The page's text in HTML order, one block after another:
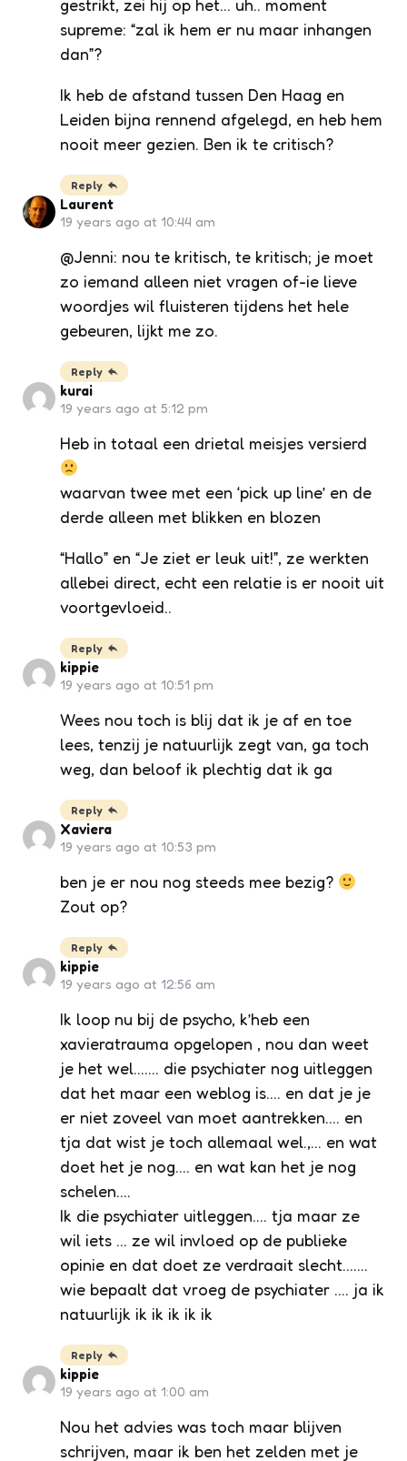
gestrikt, zei hij op het… uh.. moment
supreme: “zal ik hem er nu maar inhangen
dan”?
Ik heb de afstand tussen Den Haag en
Leiden bijna rennend afgelegd, en heb hem
nooit meer gezien. Ben ik te critisch?
Reply
Laurent
19 years ago at 10:44 am
@Jenni: nou te kritisch, te kritisch; je moet
zo iemand alleen niet vragen of-ie lieve
woordjes wil fluisteren tijdens het hele
gebeuren, lijkt me zo.
Reply
kurai
19 years ago at 5:12 pm
Heb in totaal een drietal meisjes versierd
waarvan twee met een ‘pick up line’ en de
derde alleen met blikken en blozen
“Hallo” en “Je ziet er leuk uit!”, ze werkten
allebei direct, echt een relatie is er nooit uit
voortgevloeid..
Reply
kippie
19 years ago at 10:51 pm
Wees nou toch is blij dat ik je af en toe
lees, tenzij je natuurlijk zegt van, ga toch
weg, dan beloof ik plechtig dat ik ga
Reply
Xaviera
19 years ago at 10:53 pm
ben je er nou nog steeds mee bezig?
Zout op?
Reply
kippie
19 years ago at 12:56 am
Ik loop nu bij de psycho, k’heb een
xavieratrauma opgelopen , nou dan weet
je het wel……. die psychiater nog uitleggen
dat het maar een weblog is…. en dat je je
er niet zoveel van moet aantrekken…. en
tja dat wist je toch allemaal wel.,… en wat
doet het je nog…. en wat kan het je nog
schelen….
Ik die psychiater uitleggen…. tja maar ze
wil iets … ze wil invloed op de publieke
opinie en dat doet ze verdraait slecht…….
wie bepaalt dat vroeg de psychiater …. ja ik
natuurlijk ik ik ik ik ik
Reply
kippie
19 years ago at 1:00 am
Nou het advies was toch maar blijven
schrijven, maar ik ben het zelden met je